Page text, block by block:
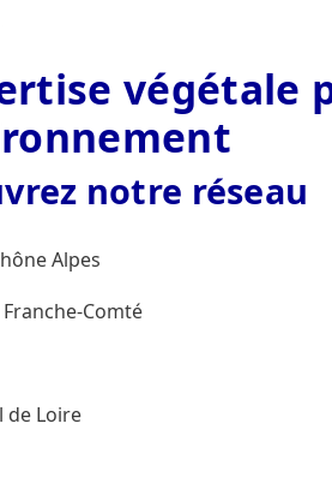
végétale
notre réseau
Alpes
Comté
de Loire